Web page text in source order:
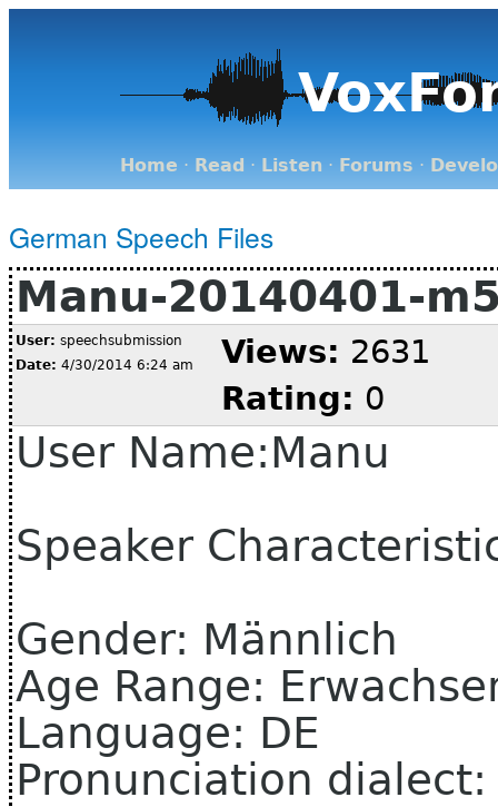
Home · Read · Listen · Forums ·
German Speech Files
Manu-20140401-
User: speechsubmission
Date: 4/30/2014 6:24 am Views: 2631
Rating: 0
User Name:Manu
Speaker
Gender: Männlich
Age Range:
Language: DE
Pronunciation